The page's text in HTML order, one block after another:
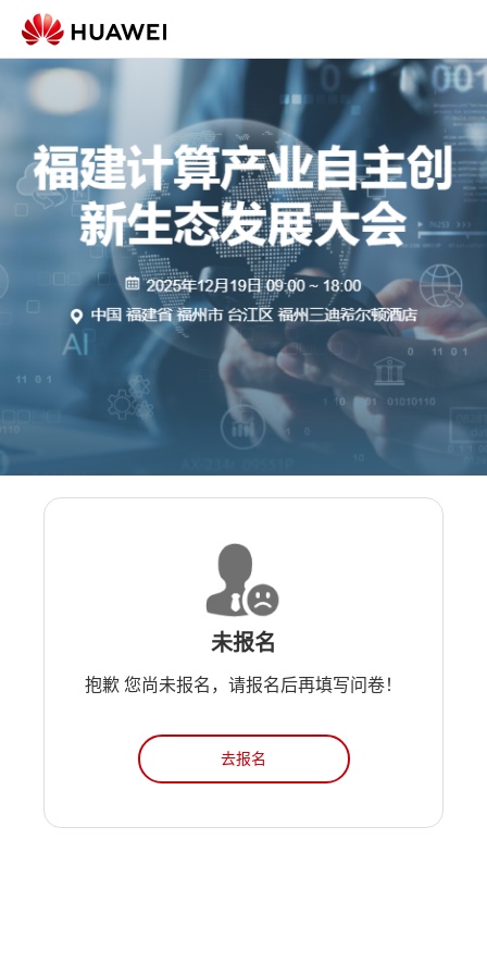
未报名
抱歉 您尚未报名，请报名后再填写问卷！
去报名